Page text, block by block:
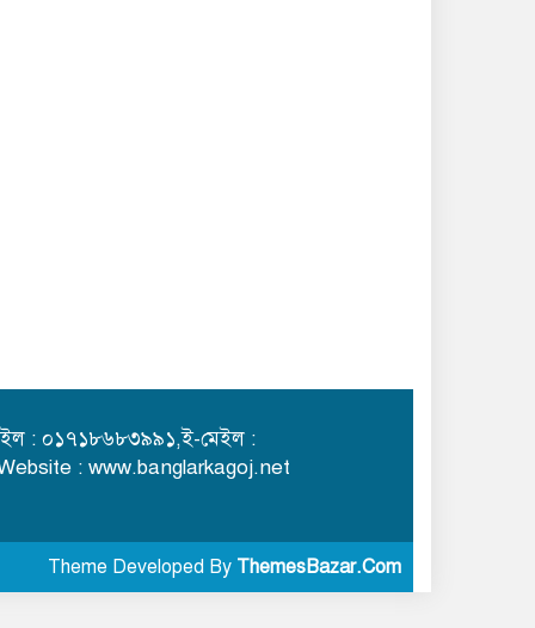
: ০১৭১৮৬৮৩৯৯১,ই-মেইল :
: www.banglarkagoj.net
Theme Developed By ThemesBazar.Com